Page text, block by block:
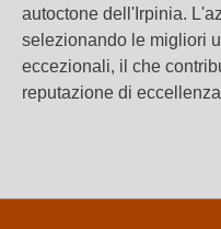
autoctone dell'Irpinia.
selezionando le migliori
eccezionali, il che
reputazione di